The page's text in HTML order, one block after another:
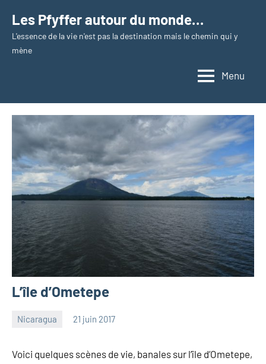
contenu
Les Pfyffer autour du monde…
L'essence de la vie n'est pas la destination mais le chemin qui y
mène
Menu
L’île d’Ometepe
Nicaragua 21 juin 2017
Voici quelques scènes de vie, banales sur l’île d’Ometepe,